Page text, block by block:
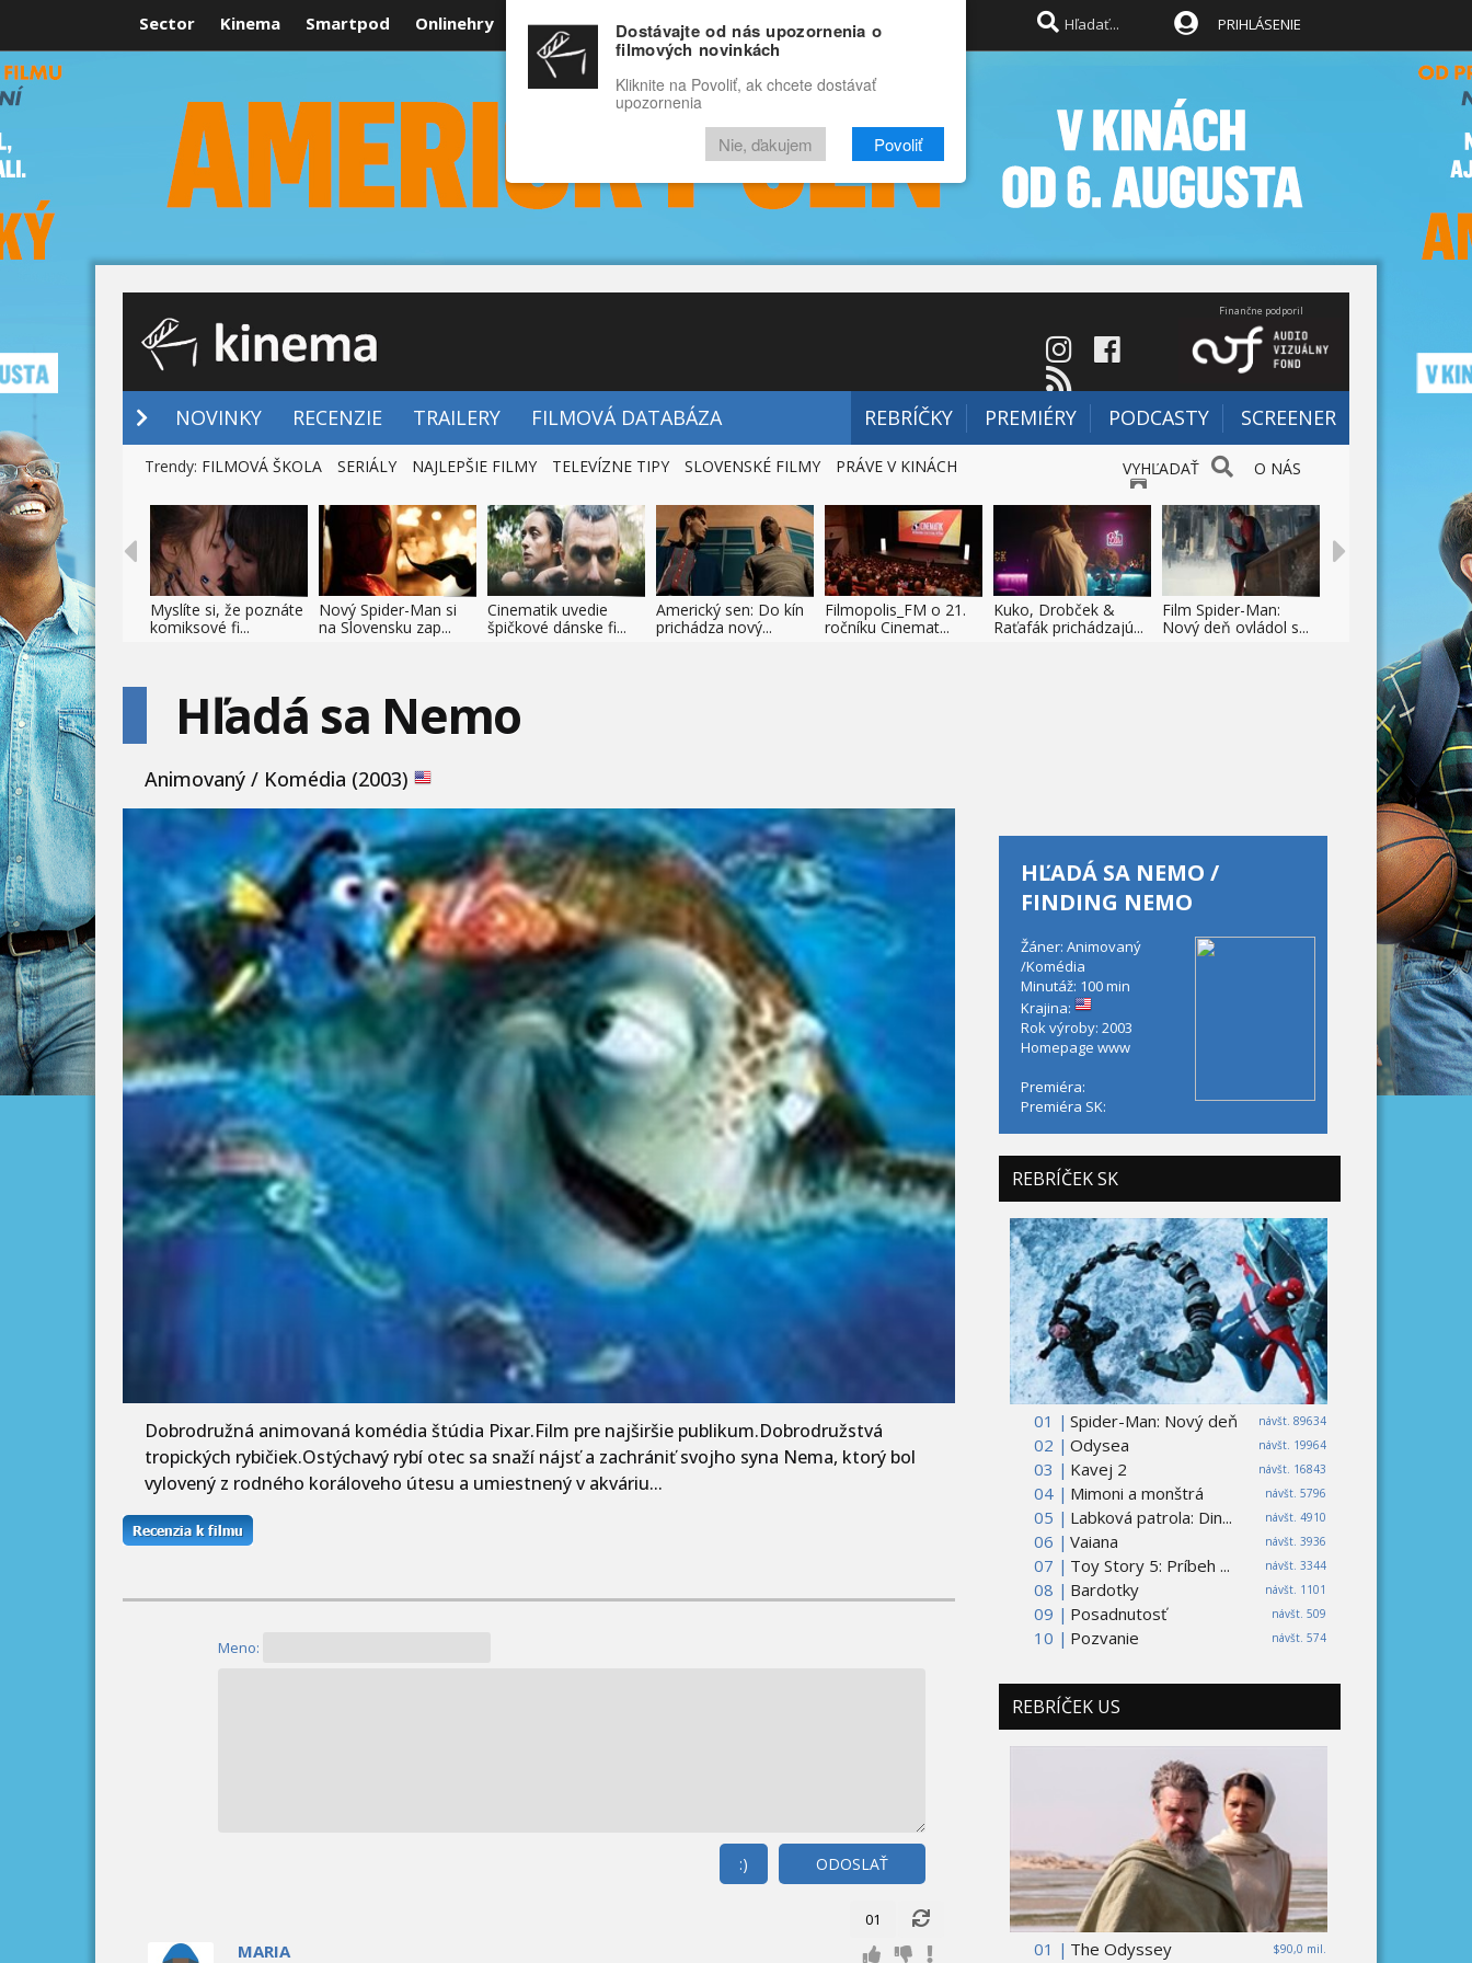
Sector Kinema Smartpod Onlinehry Rozprávky Funny Docu
RECENZIE VIDEÁ FILMY
PRIHLÁSENIE
Finančne podporil
NOVINKY RECENZIE TRAILERY FILMOVÁ DATABÁZA REBRÍČKY PREMIÉRY PODCASTY SCREENER
VYHĽADAŤ O NÁS
Trendy: FILMOVÁ ŠKOLA SERIÁLY NAJLEPŠIE FILMY TELEVÍZNE TIPY SLOVENSKÉ FILMY PRÁVE V KINÁCH
Myslíte si, že poznáte
komiksové fi...
Nový Spider-Man si
na Slovensku zap...
Cinematik uvedie
špičkové dánske fi...
Americký sen: Do kín
prichádza nový...
Filmopolis_FM o 21.
ročníku Cinemat...
Kuko, Drobček &
Raťafák prichádzajú...
Film Spider-Man:
Nový deň ovládol s...
Hľadá sa Nemo
Animovaný / Komédia (2003)
Dobrodružná animovaná komédia štúdia Pixar.Film pre najširšie publikum.Dobrodružstvá
tropických rybičiek.Ostýchavý rybí otec sa snaží nájsť a zachrániť svojho syna Nema, ktorý bol
vylovený z rodného koráloveho útesu a umiestnený v akváriu...
Meno:
ODOSLAŤ
:)
01
MARIA
HĽADÁ SA NEMO /
FINDING NEMO
Žáner: Animovaný
/Komédia
Minutáž: 100 min
Krajina:
Rok výroby: 2003
Homepage www
Premiéra:
Premiéra SK:
REBRÍČEK SK
01 | návšt. 89634
Spider-Man: Nový deň
02 |
návšt. 19964
Odysea
03 |
návšt. 16843
Kavej 2
04 |
návšt. 5796
Mimoni a monštrá
05 |
návšt. 4910
Labková patrola: Din...
06 |
návšt. 3936
Vaiana
07 |
návšt. 3344
Toy Story 5: Príbeh ...
08 |
návšt. 1101
Bardotky
09 |
návšt. 509
Posadnutosť
10 |
návšt. 574
Pozvanie
REBRÍČEK US
01 | $90,0 mil.
The Odyssey
Dostávajte od nás upozornenia o
filmových novinkách
Kliknite na Povoliť, ak chcete dostávať
upozornenia
Nie, ďakujem Povoliť